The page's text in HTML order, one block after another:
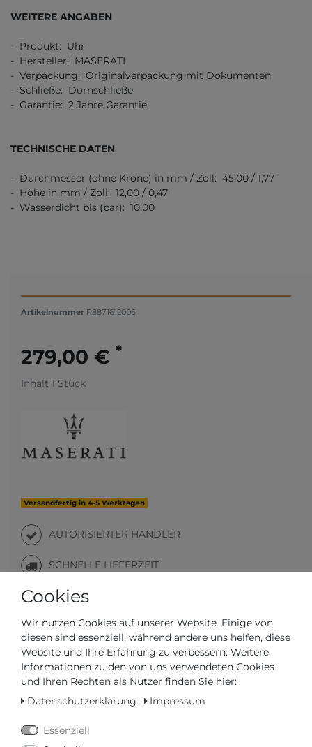
WEITERE ANGABEN
- Produkt: Uhr
- Hersteller: MASERATI
- Verpackung: Originalverpackung mit Dokumenten
- Schließe: Dornschließe
- Garantie: 2 Jahre Garantie
TECHNISCHE DATEN
- Durchmesser (ohne Krone) in mm / Zoll: 45,00 / 1,77
- Höhe in mm / Zoll: 12,00 / 0,47
- Wasserdicht bis (bar): 10,00
Artikelnummer R8871612006
279,00 € *
Inhalt 1 Stück
Versandfertig in 4-5 Werktagen
AUTORISIERTER HÄNDLER
SCHNELLE LIEFERZEIT
270,63 € *
Cookies
Wir nutzen Cookies auf unserer Website. Einige von
diesen sind essenziell, während andere uns helfen, diese
Website und Ihre Erfahrung zu verbessern. Weitere
Informationen zu den von uns verwendeten Cookies
und Ihren Rechten als Nutzer finden Sie hier:
Datenschutzerklärung
Impressum
Essenziell